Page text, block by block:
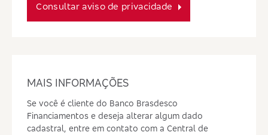
Consultar aviso de privacidade
MAIS INFORMAÇÕES
Se você é cliente do Banco Brasdesco
Financiamentos e deseja alterar algum dado
cadastral, entre em contato com a Central de